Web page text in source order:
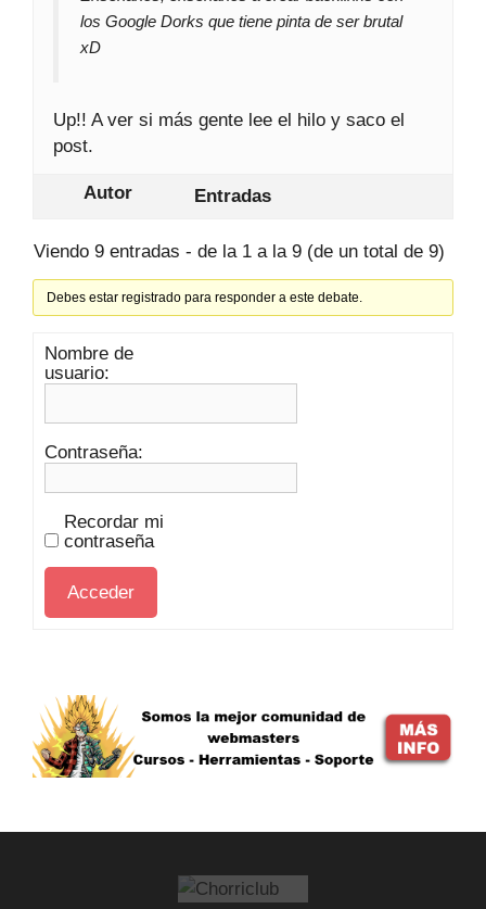
los Google Dorks que tiene pinta de ser brutal
xD
Up!! A ver si más gente lee el hilo y saco el
post.
Autor Entradas
Viendo 9 entradas - de la 1 a la 9 (de un total de 9)
Debes estar registrado para responder a este debate.
Nombre de
usuario:
Contraseña:
Recordar mi
contraseña
Acceder